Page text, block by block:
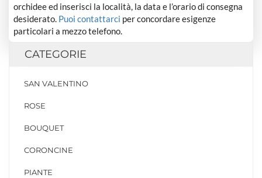
orchidee ed inserisci la località, la data e l’orario di consegna
desiderato. Puoi contattarci per concordare esigenze
particolari a mezzo telefono.
CATEGORIE
SAN VALENTINO
ROSE
BOUQUET
CORONCINE
PIANTE